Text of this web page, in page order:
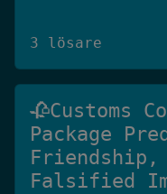
3 lösare
🥀Customs
Package
Friendship,
Falsified